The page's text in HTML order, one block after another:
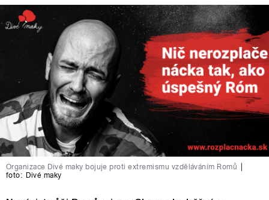
Organizace Divé maky bojuje proti extremismu vzděláváním Romů
foto: Divé maky